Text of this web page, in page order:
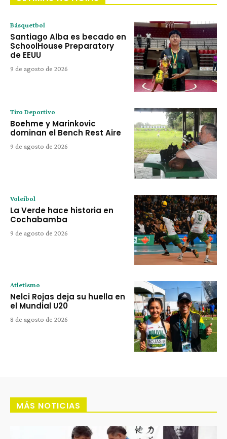
Básquetbol
Santiago Alba es becado en
SchoolHouse Preparatory
de EEUU
9 de agosto de 2026
Tiro Deportivo
Boehme y Marinkovic
dominan el Bench Rest Aire
9 de agosto de 2026
Voleibol
La Verde hace historia en
Cochabamba
9 de agosto de 2026
Atletismo
Nelci Rojas deja su huella en
el Mundial U20
8 de agosto de 2026
MÁS NOTICIAS